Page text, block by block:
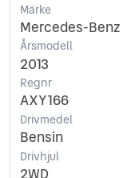
Märke
Mercedes-Benz
Årsmodell
2013
Regnr
AXY166
Drivmedel
Bensin
Drivhjul
2WD